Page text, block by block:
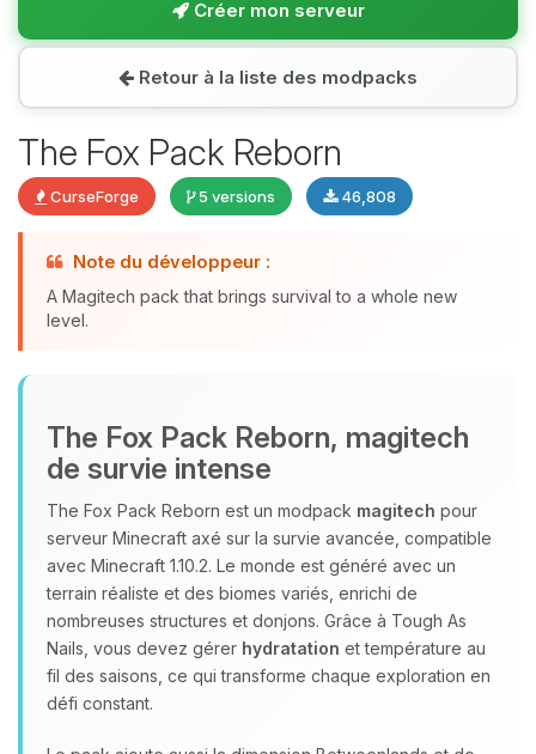
Créer mon serveur
Retour à la liste des modpacks
The Fox Pack Reborn
CurseForge 5 versions 46,808
Note du développeur :
A Magitech pack that brings survival to a whole new
level.
The Fox Pack Reborn, magitech
de survie intense
The Fox Pack Reborn est un modpack magitech pour
serveur Minecraft axé sur la survie avancée, compatible
avec Minecraft 1.10.2. Le monde est généré avec un
terrain réaliste et des biomes variés, enrichi de
nombreuses structures et donjons. Grâce à Tough As
Nails, vous devez gérer hydratation et température au
fil des saisons, ce qui transforme chaque exploration en
défi constant.
petits circuits pour t’aider.
06/08/2026 à 05:57